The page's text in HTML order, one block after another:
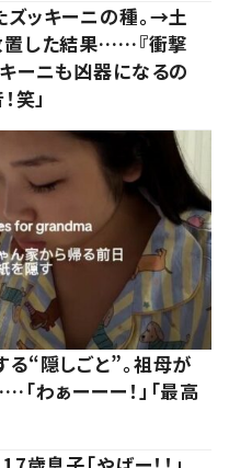
ズッキーニの種。→土
置した結果……『衝撃
キーニも凶器になるの
笑」
“隠しごと”。祖母が
わぁーーー！」「最高